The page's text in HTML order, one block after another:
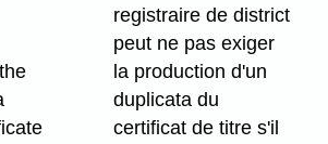
registraire de district
peut ne pas exiger
la production d'un
duplicata du
certificat de titre s'il